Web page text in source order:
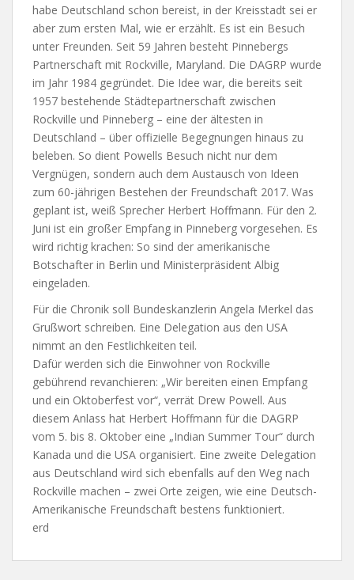
habe Deutschland schon bereist, in der Kreisstadt sei er
aber zum ersten Mal, wie er erzählt. Es ist ein Besuch
unter Freunden. Seit 59 Jahren besteht Pinnebergs
Partnerschaft mit Rockville, Maryland. Die DAGRP wurde
im Jahr 1984 gegründet. Die Idee war, die bereits seit
1957 bestehende Städtepartnerschaft zwischen
Rockville und Pinneberg – eine der ältesten in
Deutschland – über offizielle Begegnungen hinaus zu
beleben. So dient Powells Besuch nicht nur dem
Vergnügen, sondern auch dem Austausch von Ideen
zum 60-jährigen Bestehen der Freundschaft 2017. Was
geplant ist, weiß Sprecher Herbert Hoffmann. Für den 2.
Juni ist ein großer Empfang in Pinneberg vorgesehen. Es
wird richtig krachen: So sind der amerikanische
Botschafter in Berlin und Ministerpräsident Albig
eingeladen.
Für die Chronik soll Bundeskanzlerin Angela Merkel das
Grußwort schreiben. Eine Delegation aus den USA
nimmt an den Festlichkeiten teil.
Dafür werden sich die Einwohner von Rockville
gebührend revanchieren: „Wir bereiten einen Empfang
und ein Oktoberfest vor“, verrät Drew Powell. Aus
diesem Anlass hat Herbert Hoffmann für die DAGRP
vom 5. bis 8. Oktober eine „Indian Summer Tour“ durch
Kanada und die USA organisiert. Eine zweite Delegation
aus Deutschland wird sich ebenfalls auf den Weg nach
Rockville machen – zwei Orte zeigen, wie eine Deutsch-
Amerikanische Freundschaft bestens funktioniert.
erd